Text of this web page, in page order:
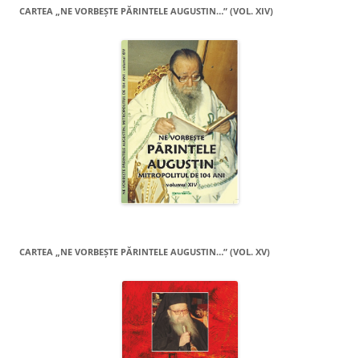
CARTEA „NE VORBEŞTE PĂRINTELE AUGUSTIN…” (VOL. XIV)
CARTEA „NE VORBEŞTE PĂRINTELE AUGUSTIN…” (VOL. XV)